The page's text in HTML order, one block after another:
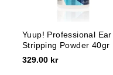
Yuup! Professional Ear
Stripping Powder 40gr
329.00 kr